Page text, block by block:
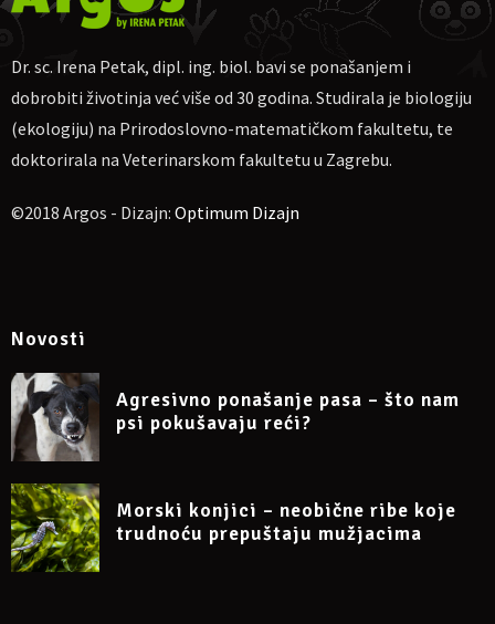
Petak.
dr.sc.irena.petak@gmail.com
Molim naznačiti: „Za webinar o reaktivnim psima 20.02.2022“, te
Napomena: sudjelovanje na webinaru može se otkazati
najkasnije 24 sata prije početka.
Dr. sc. Irena Petak, dipl. ing. biol. bavi se ponašanjem i
dobrobiti životinja već više od 30 godina. Studirala je biologiju
(ekologiju) na Prirodoslovno-matematičkom fakultetu, te
doktorirala na Veterinarskom fakultetu u Zagrebu.
©2018 Argos - Dizajn: Optimum Dizajn
Novosti
Agresivno ponašanje pasa – što nam
psi pokušavaju reći?
Morski konjici – neobične ribe koje
trudnoću prepuštaju mužjacima